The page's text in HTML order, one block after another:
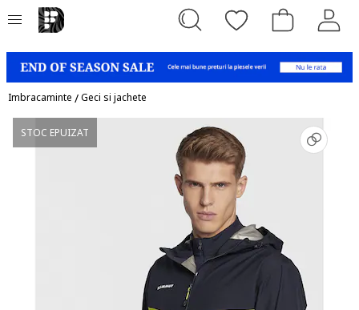
Imbracaminte /Geci si jachete
STOC EPUIZAT